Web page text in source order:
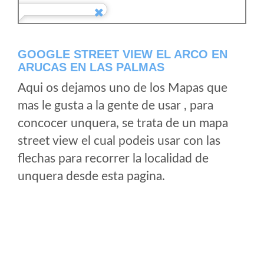
GOOGLE STREET VIEW EL ARCO EN
ARUCAS EN LAS PALMAS
Aqui os dejamos uno de los Mapas que
mas le gusta a la gente de usar , para
concocer unquera, se trata de un mapa
street view el cual podeis usar con las
flechas para recorrer la localidad de
unquera desde esta pagina.